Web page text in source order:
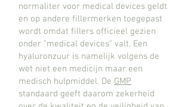
normaliter voor medical devices geldt
en op andere fillermerken toegepast
wordt omdat fillers officieel gezien
onder "medical devices" valt. Een
hyaluronzuur is namelijk volgens de
wet niet een medicijn maar een
medisch hulpmiddel. De GMP
standaard geeft daarom zekerheid